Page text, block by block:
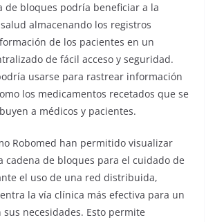
de bloques podría beneficiar a la
almacenando los registros
de los pacientes en un
de fácil acceso y seguridad.
usarse para rastrear información
los medicamentos recetados que se
a médicos y pacientes.
Robomed han permitido visualizar
cadena de bloques para el cuidado de
el uso de una red distribuida,
la vía clínica más efectiva para un
sus necesidades. Esto permite